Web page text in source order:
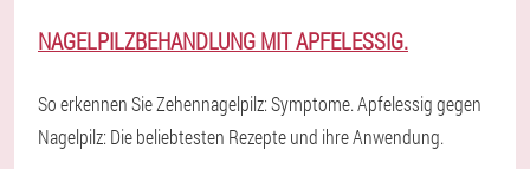
NAGELPILZBEHANDLUNG MIT APFELESSIG.
So erkennen Sie Zehennagelpilz: Symptome. Apfelessig gegen
Nagelpilz: Die beliebtesten Rezepte und ihre Anwendung.